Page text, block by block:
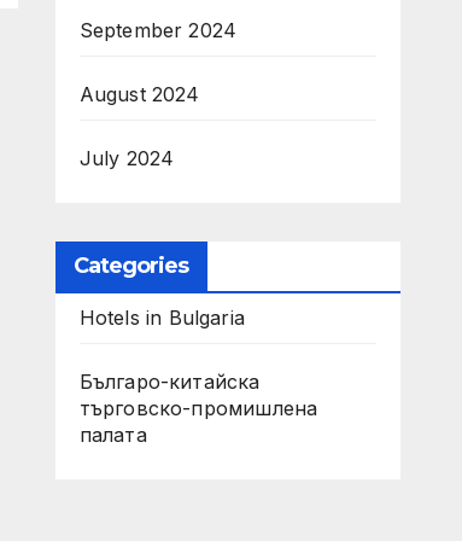
September 2024
August 2024
July 2024
Categories
Hotels in Bulgaria
Българо-китайска
търговско-промишлена
палата